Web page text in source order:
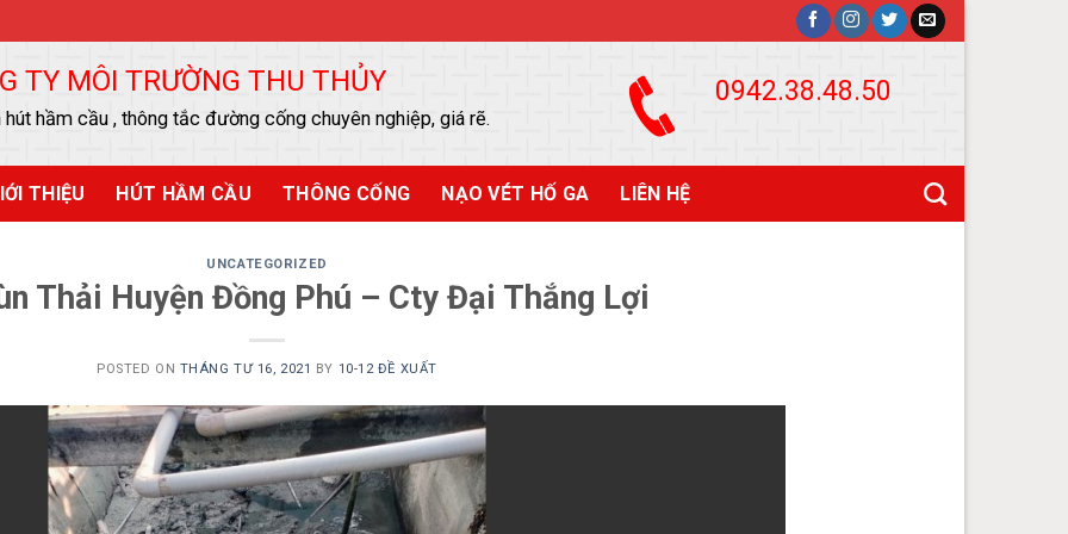
TY MÔI TRƯỜNG THU THỦY
hút hầm cầu , thông tắc đường cống chuyên nghiệp, giá rẽ.
0942.38.48.50
THIỆU HÚT HẦM CẦU THÔNG CỐNG NẠO VÉT HỐ GA LIÊN HỆ
UNCATEGORIZED
Thải Huyện Đồng Phú – Cty Đại Thắng Lợi
POSTED ON THÁNG TƯ 16, 2021 BY 10-12 ĐỀ XUẤT